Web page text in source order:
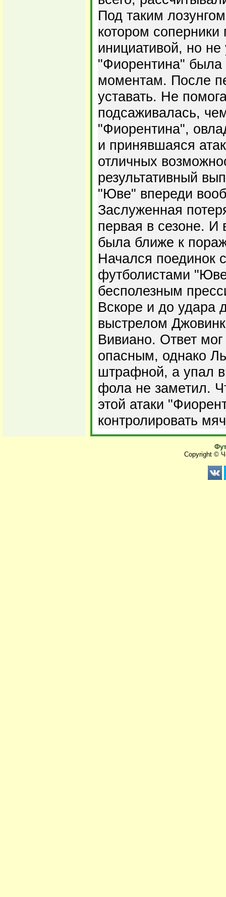
Под таким
котором
инициативой, но
"Фиорентина" была
моментам. После
уставать. Не
подсаживалась,
"Фиорентина",
и принявшаяся
отличных
результативный
"Юве" впереди
Заслуженная
первая в сезоне. И
была ближе к
Начался поединок
футболистами
бесполезным
Вскоре и до удара
выстрелом
Вивиано. Ответ
опасным, однако
штрафной, а упал
фола не заметил.
этой атаки
контролировать
Copyright ©